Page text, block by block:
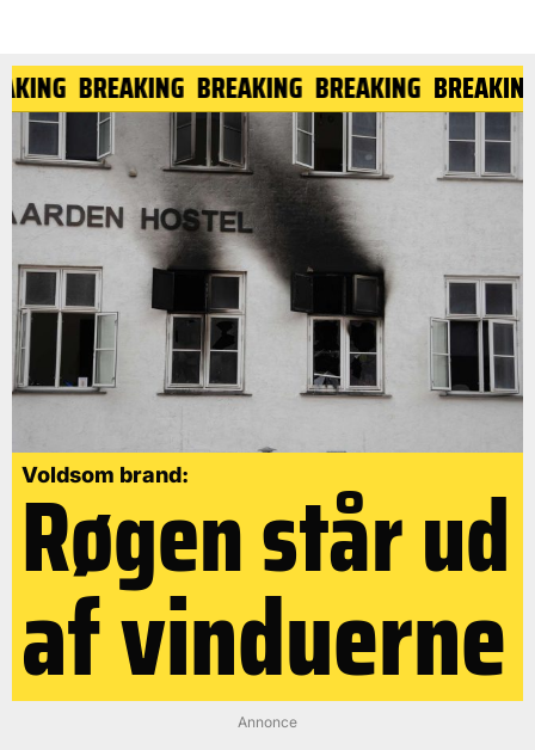
BREAKING BREAKING BREAKING
Voldsom brand:
Røgen står ud
af vinduerne
Annonce